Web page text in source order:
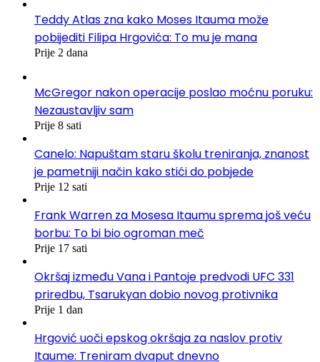
Teddy Atlas zna kako Moses Itauma može
pobijediti Filipa Hrgovića: To mu je mana
Prije 2 dana
McGregor nakon operacije poslao moćnu poruku:
Nezaustavljiv sam
Prije 8 sati
Canelo: Napuštam staru školu treniranja, znanost
je pametniji način kako stići do pobjede
Prije 12 sati
Frank Warren za Mosesa Itaumu sprema još veću
borbu: To bi bio ogroman meč
Prije 17 sati
Okršaj između Vana i Pantoje predvodi UFC 331
priredbu, Tsarukyan dobio novog protivnika
Prije 1 dan
Hrgović uoči epskog okršaja za naslov protiv
Itaume: Treniram dvaput dnevno